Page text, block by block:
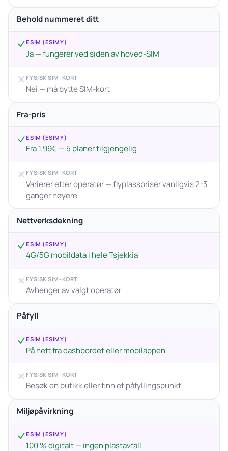
Behold nummeret ditt
ESIM (ESIMY)
Ja — fungerer ved siden av hoved-SIM
FYSISK SIM-KORT
Nei — må bytte SIM-kort
Fra-pris
ESIM (ESIMY)
Fra 1.99€ — 5 planer tilgjengelig
FYSISK SIM-KORT
Varierer etter operatør — flyplasspriser vanligvis 2-3
ganger høyere
Nettverksdekning
ESIM (ESIMY)
4G/5G mobildata i hele Tsjekkia
FYSISK SIM-KORT
Avhenger av valgt operatør
Påfyll
ESIM (ESIMY)
På nett fra dashbordet eller mobilappen
FYSISK SIM-KORT
Besøk en butikk eller finn et påfyllingspunkt
Miljøpåvirkning
ESIM (ESIMY)
100 % digitalt — ingen plastavfall